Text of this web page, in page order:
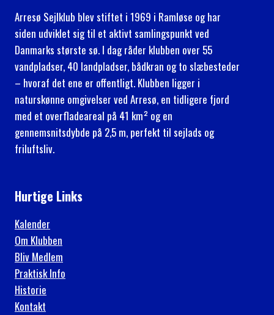
Arresø Sejlklub blev stiftet i 1969 i Ramløse og har
siden udviklet sig til et aktivt samlingspunkt ved
Danmarks største sø. I dag råder klubben over 55
vandpladser, 40 landpladser, bådkran og to slæbesteder
– hvoraf det ene er offentligt. Klubben ligger i
naturskønne omgivelser ved Arresø, en tidligere fjord
med et overfladeareal på 41 km² og en
gennemsnitsdybde på 2,5 m, perfekt til sejlads og
friluftsliv.
Hurtige Links
Kalender
Om Klubben
Bliv Medlem
Praktisk Info
Historie
Kontakt